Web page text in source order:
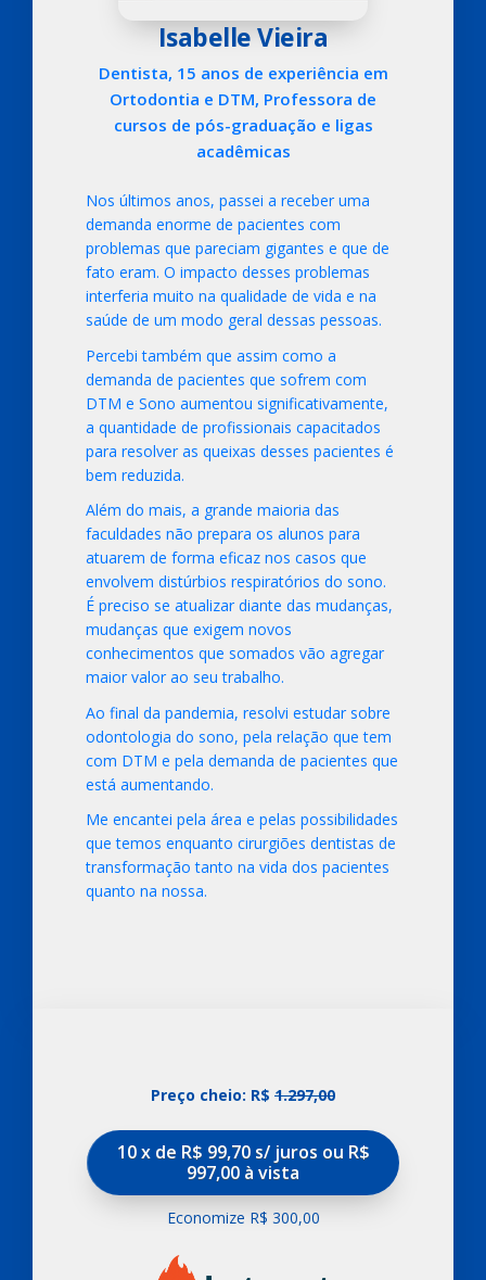
Isabelle Vieira
Dentista, 15 anos de experiência em
Ortodontia e DTM, Professora de
cursos de pós-graduação e ligas
acadêmicas
Nos últimos anos, passei a receber uma
demanda enorme de pacientes com
problemas que pareciam gigantes e que de
fato eram. O impacto desses problemas
interferia muito na qualidade de vida e na
saúde de um modo geral dessas pessoas.
Percebi também que assim como a
demanda de pacientes que sofrem com
DTM e Sono aumentou significativamente,
a quantidade de profissionais capacitados
para resolver as queixas desses pacientes é
bem reduzida.
Além do mais, a grande maioria das
faculdades não prepara os alunos para
atuarem de forma eficaz nos casos que
envolvem distúrbios respiratórios do sono.
É preciso se atualizar diante das mudanças,
mudanças que exigem novos
conhecimentos que somados vão agregar
maior valor ao seu trabalho.
Ao final da pandemia, resolvi estudar sobre
odontologia do sono, pela relação que tem
com DTM e pela demanda de pacientes que
está aumentando.
Me encantei pela área e pelas possibilidades
que temos enquanto cirurgiões dentistas de
transformação tanto na vida dos pacientes
quanto na nossa.
Preço cheio: R$ 1.297,00
10 x de R$ 99,70 s/ juros ou R$
997,00 à vista
Economize R$ 300,00